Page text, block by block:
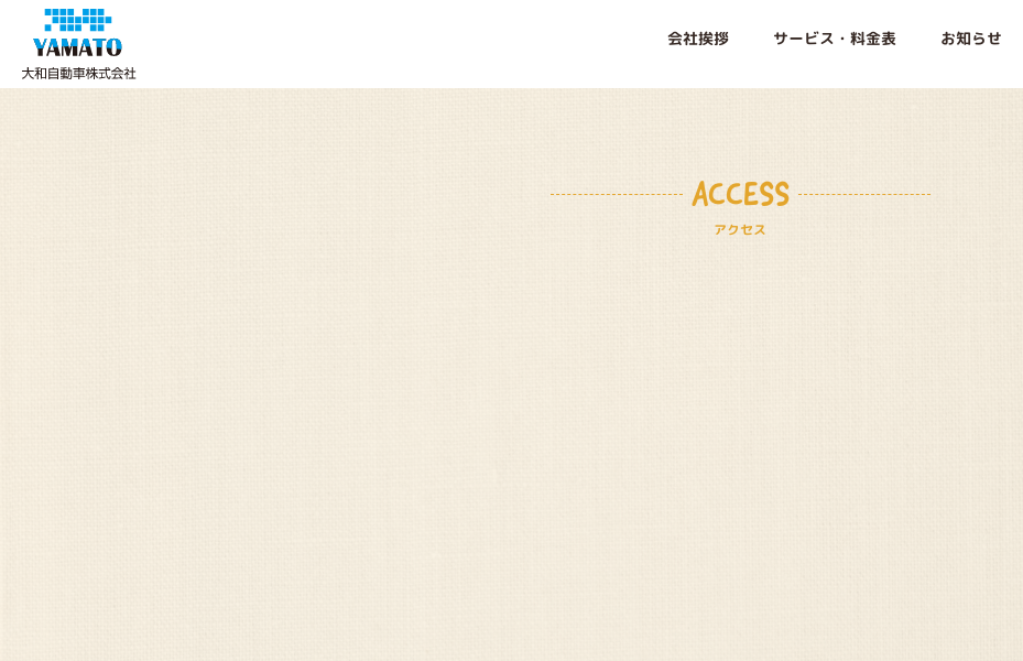
会社挨拶 サービス・料金表 お知らせ
ACCESS
アクセス